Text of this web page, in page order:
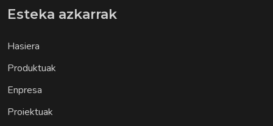
Esteka azkarrak
Hasiera
Produktuak
Enpresa
Proiektuak